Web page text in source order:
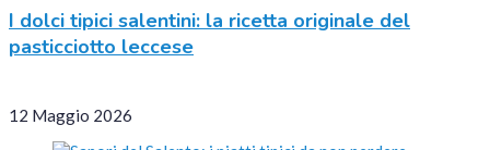
I dolci tipici salentini: la ricetta originale del
pasticciotto leccese
12 Maggio 2026